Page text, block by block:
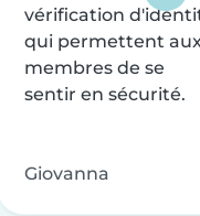
vérification
qui permettent
membres de se
sentir en sécurité.
Giovanna